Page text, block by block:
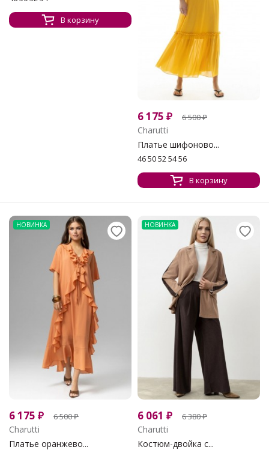
В корзину
6 175 ₽ 6 500₽
Charutti
Платье шифоново...
46 50 52 54 56
В корзину
НОВИНКА
6 175 ₽ 6 500₽
Charutti
Платье оранжево...
НОВИНКА
6 061 ₽ 6 380₽
Charutti
Костюм-двойка с...